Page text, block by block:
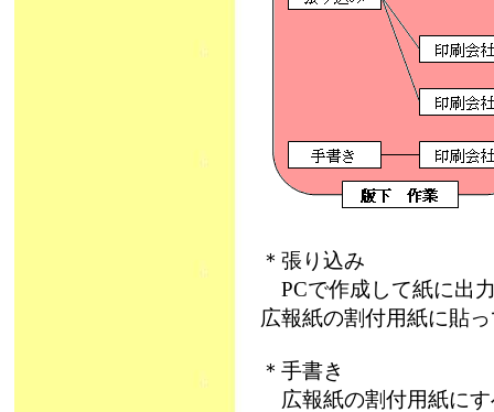
＊張り込み
PCで作成して紙に出
広報紙の割付用紙に貼
＊手書き
広報紙の割付用紙に